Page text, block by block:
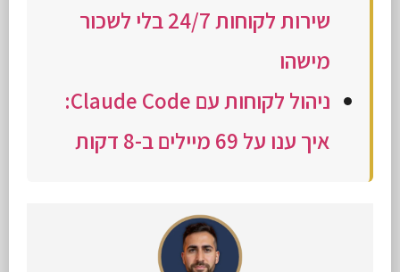
שירות לקוחות 24/7 בלי לשכור
מישהו
ניהול לקוחות עם Claude Code:
איך ענו על 69 מיילים ב-8 דקות